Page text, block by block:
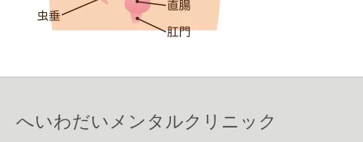
へいわだいメンタルクリニック